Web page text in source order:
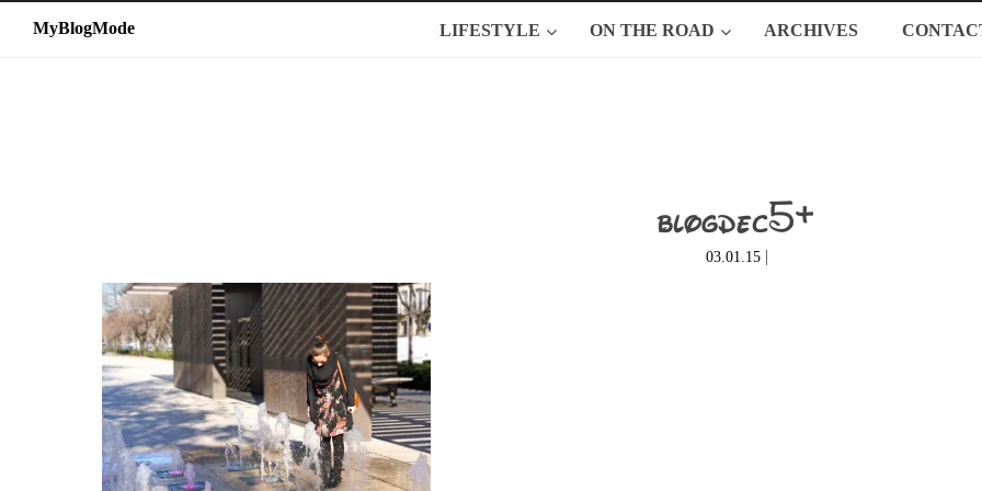
LIFESTYLE ON THE ROAD ARCHIVES
MyBlogMode
MyBlogMode
blogdec5+
03.01.15 |